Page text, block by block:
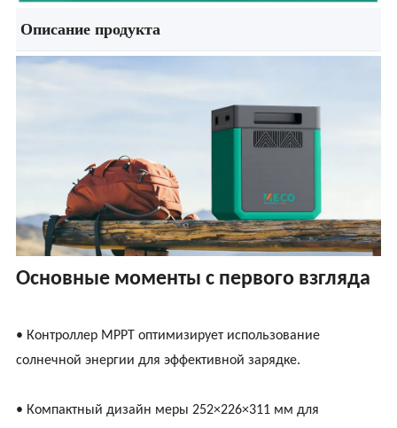
Описание продукта
Основные моменты с первого взгляда
• Контроллер MPPT оптимизирует использование
солнечной энергии для эффективной зарядке.
• Компактный дизайн меры 252×226×311 мм для